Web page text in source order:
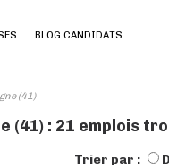
BLOG CANDIDATS
(41)
(41) : 21 emplois
Trier par :